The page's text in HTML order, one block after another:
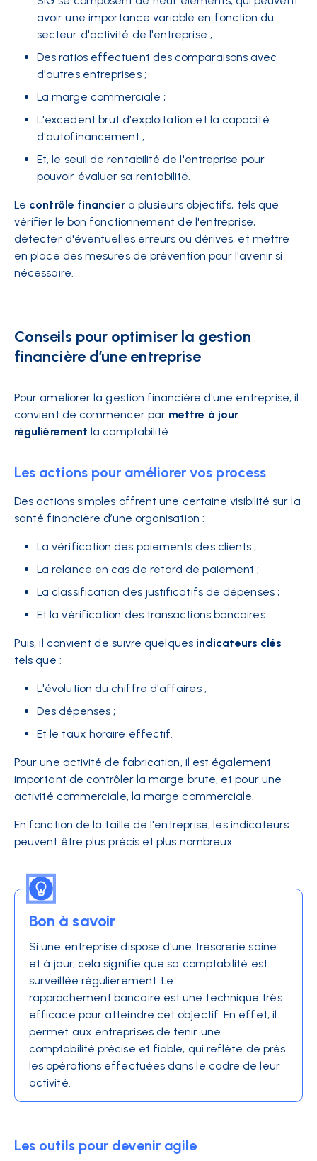
avoir une importance variable en fonction du
secteur d'activité de l'entreprise ;
Des ratios effectuent des comparaisons avec
d'autres entreprises ;
La marge commerciale ;
L'excédent brut d'exploitation et la capacité
d'autofinancement ;
Et, le seuil de rentabilité de l'entreprise pour
pouvoir évaluer sa rentabilité.
Le contrôle financiera plusieurs objectifs, tels que
vérifier le bon fonctionnement de l'entreprise,
détecter d'éventuelles erreurs ou dérives, et mettre
en place des mesures de prévention pour l'avenir si
nécessaire.
Conseils pour optimiser la gestion
financière d’une entreprise
Pour améliorer la gestion financière d'une entreprise, il
convient de commencer par mettre à jour
régulièrement la comptabilité.
Les actions pour améliorer vos process
Des actions simples offrent une certaine visibilité sur la
santé financière d’une organisation :
La vérification des paiements des clients ;
La relance en cas de retard de paiement ;
La classification des justificatifs de dépenses ;
Et la vérification des transactions bancaires.
Puis, il convient de suivre quelques indicateurs clés
tels que :
L'évolution du chiffre d'affaires ;
Des dépenses ;
Et le taux horaire effectif.
Pour une activité de fabrication, il est également
important de contrôler la marge brute, et pour une
activité commerciale, la marge commerciale.
En fonction de la taille de l'entreprise, les indicateurs
peuvent être plus précis et plus nombreux.
Bon à savoir
Si une entreprise dispose d'une trésorerie saine
et à jour, cela signifie que sa comptabilité est
surveillée régulièrement. Le
rapprochement bancaire est une technique très
efficace pour atteindre cet objectif. En effet, il
permet aux entreprises de tenir une
comptabilité précise et fiable, qui reflète de près
les opérations effectuées dans le cadre de leur
activité.
Les outils pour devenir agile